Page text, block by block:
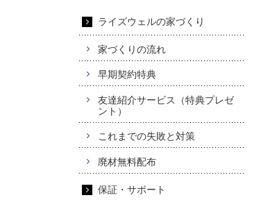
ライズウェルの家づくり
家づくりの流れ
早期契約特典
友達紹介サービス（特典プレゼ
ント）
これまでの失敗と対策
廃材無料配布
保証・サポート